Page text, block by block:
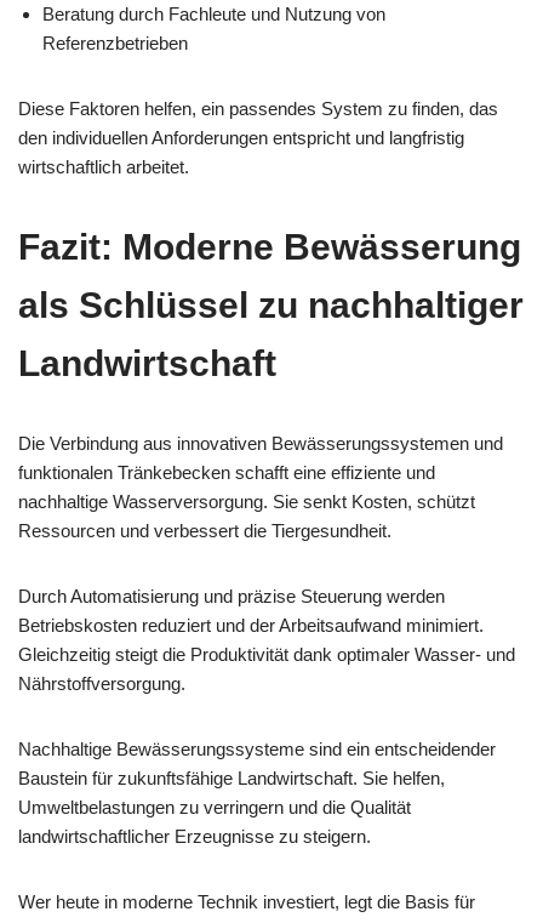
Beratung durch Fachleute und Nutzung von
Referenzbetrieben
Diese Faktoren helfen, ein passendes System zu finden, das
den individuellen Anforderungen entspricht und langfristig
wirtschaftlich arbeitet.
Fazit: Moderne Bewässerung
als Schlüssel zu nachhaltiger
Landwirtschaft
Die Verbindung aus innovativen Bewässerungssystemen und
funktionalen Tränkebecken schafft eine effiziente und
nachhaltige Wasserversorgung. Sie senkt Kosten, schützt
Ressourcen und verbessert die Tiergesundheit.
Durch Automatisierung und präzise Steuerung werden
Betriebskosten reduziert und der Arbeitsaufwand minimiert.
Gleichzeitig steigt die Produktivität dank optimaler Wasser- und
Nährstoffversorgung.
Nachhaltige Bewässerungssysteme sind ein entscheidender
Baustein für zukunftsfähige Landwirtschaft. Sie helfen,
Umweltbelastungen zu verringern und die Qualität
landwirtschaftlicher Erzeugnisse zu steigern.
Wer heute in moderne Technik investiert, legt die Basis für